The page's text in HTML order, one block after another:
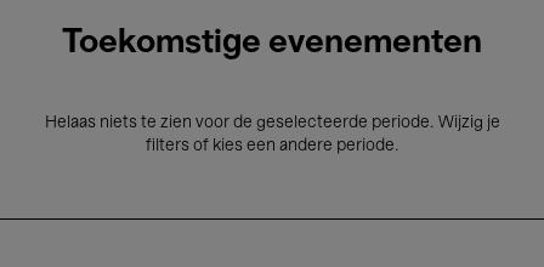
Toekomstige evenementen
Helaas niets te zien voor de geselecteerde periode. Wijzig je
filters of kies een andere periode.